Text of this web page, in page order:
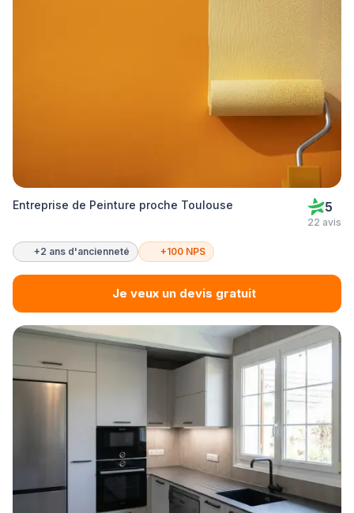
Entreprise de Peinture proche Toulouse 5
22 avis
+2 ans d'ancienneté +100 NPS
Je veux un devis gratuit